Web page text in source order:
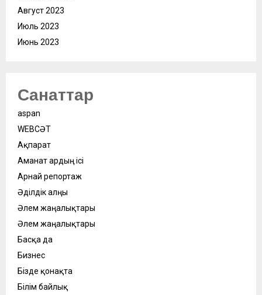
Август 2023
Июль 2023
Июнь 2023
Санаттар
aspan
WEBСӘТ
Ақпарат
Аманат ардың ісі
Арнай репортаж
Әділдік алңы
Әлем жаңалықтары
Әлем жаңалықтары
Басқа да
Бизнес
Бізде қонақта
Білім байлық